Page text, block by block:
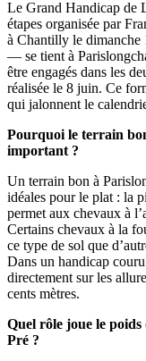
Le Grand Handicap de
étapes organisée par
à Chantilly le
— se tient à
être engagés dans les
réalisée le 8 juin. Ce
qui jalonnent le
Pourquoi le terrain
important ?
Un terrain bon à
idéales pour le plat : la
permet aux chevaux à
Certains chevaux à la
ce type de sol que
Dans un handicap
directement sur les
cents mètres.
Quel rôle joue le
Pré ?